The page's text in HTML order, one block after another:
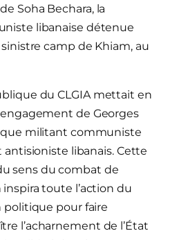
Soha Bechara, la
libanaise détenue
camp de Khiam, au
du CLGIA mettait en
de Georges
militant communiste
libanais. Cette
sens du combat de
toute l’action du
politique pour faire
l’acharnement de l’État